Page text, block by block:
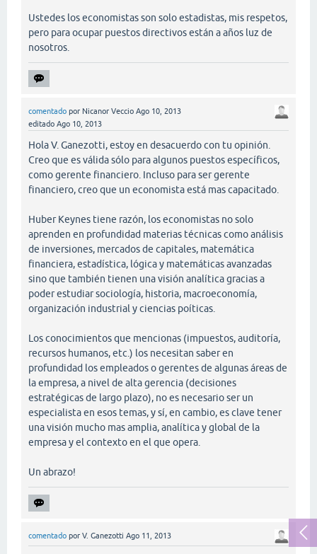
Ustedes los economistas son solo estadistas, mis respetos,
pero para ocupar puestos directivos están a años luz de
nosotros.
comentado por Nicanor Veccio Ago 10, 2013
editado Ago 10, 2013
Hola V. Ganezotti, estoy en desacuerdo con tu opinión.
Creo que es válida sólo para algunos puestos específicos,
como gerente financiero. Incluso para ser gerente
financiero, creo que un economista está mas capacitado.
Huber Keynes tiene razón, los economistas no solo
aprenden en profundidad materias técnicas como análisis
de inversiones, mercados de capitales, matemática
financiera, estadística, lógica y matemáticas avanzadas
sino que también tienen una visión analítica gracias a
poder estudiar sociología, historia, macroeconomía,
organización industrial y ciencias poíticas.
Los conocimientos que mencionas (impuestos, auditoría,
recursos humanos, etc.) los necesitan saber en
profundidad los empleados o gerentes de algunas áreas de
la empresa, a nivel de alta gerencia (decisiones
estratégicas de largo plazo), no es necesario ser un
especialista en esos temas, y sí, en cambio, es clave tener
una visión mucho mas amplia, analítica y global de la
empresa y el contexto en el que opera.
Un abrazo!
comentado por V. Ganezotti Ago 11, 2013